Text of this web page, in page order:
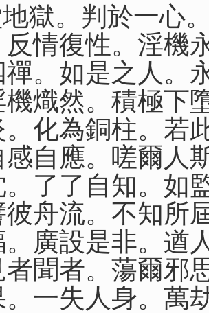
獄。判於一心
情復性。淫機
禪。如是之人。
熾然。積極下
。化為銅柱。若
自應。嗟爾人
。了了自知。如
彼舟流。不知所
。廣設是非。遒
者聞者。蕩爾邪
一失人身。萬